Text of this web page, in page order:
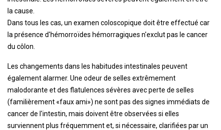
la cause.
Dans tous les cas, un examen coloscopique doit être effectué car
la présence d'hémorroïdes hémorragiques n'exclut pas le cancer
du côlon.
Les changements dans les habitudes intestinales peuvent
également alarmer. Une odeur de selles extrêmement
malodorante et des flatulences sévères avec perte de selles
(familièrement «faux ami») ne sont pas des signes immédiats de
cancer de l'intestin, mais doivent être observées si elles
surviennent plus fréquemment et, si nécessaire, clarifiées par un